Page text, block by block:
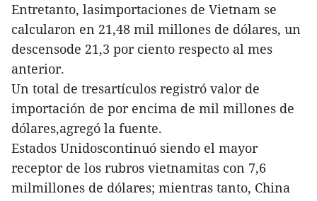
Entretanto, lasimportaciones de Vietnam se
calcularon en 21,48 mil millones de dólares, un
descensode 21,3 por ciento respecto al mes
anterior.
Un total de tresartículos registró valor de
importación de por encima de mil millones de
dólares,agregó la fuente.
Estados Unidoscontinuó siendo el mayor
receptor de los rubros vietnamitas con 7,6
milmillones de dólares; mientras tanto, China